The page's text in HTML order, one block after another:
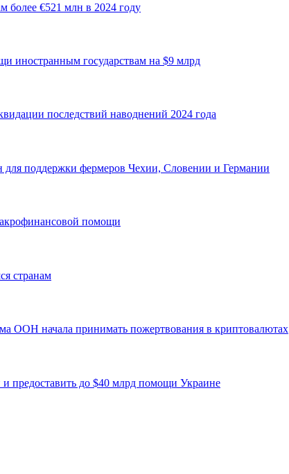
более €521 млн в 2024 году
иностранным государствам на $9 млрд
последствий наводнений 2024 года
для поддержки фермеров Чехии, Словении и Германии
помощи
странам
ООН начала принимать пожертвования в криптовалютах
предоставить до $40 млрд помощи Украине